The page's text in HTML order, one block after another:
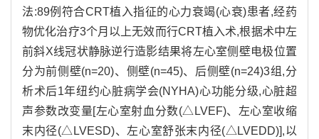
法:89例符合CRT植入指征的心力衰竭(心衰)患者,经药
物优化治疗3个月以上无效而行CRT植入术,根据术中左
前斜X线冠状静脉逆行造影结果将左心室侧壁电极位置
分为前侧壁(n=20)、侧壁(n=45)、后侧壁(n=24)3组,分
析术后1年纽约心脏病学会(NYHA)心功能分级,心脏超
声参数改变量[左心室射血分数(△LVEF)、左心室收缩
末内径(△LVESD)、左心室舒张末内径(△LVEDD)],以